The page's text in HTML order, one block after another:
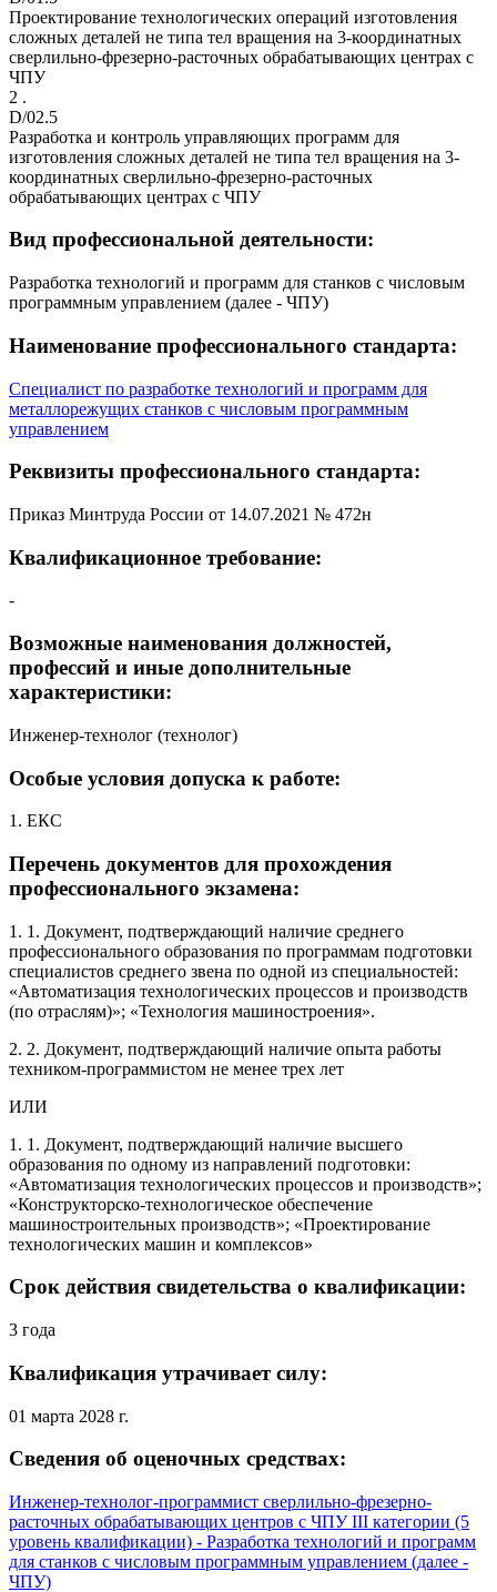
Проектирование технологических операций изготовления
сложных деталей не типа тел вращения на 3-координатных
сверлильно-фрезерно-расточных обрабатывающих центрах с
ЧПУ
2 .
D/02.5
Разработка и контроль управляющих программ для
изготовления сложных деталей не типа тел вращения на 3-
координатных сверлильно-фрезерно-расточных
обрабатывающих центрах с ЧПУ
Вид профессиональной деятельности:
Разработка технологий и программ для станков с числовым
программным управлением (далее - ЧПУ)
Наименование профессионального стандарта:
Специалист по разработке технологий и программ для
металлорежущих станков с числовым программным
управлением
Реквизиты профессионального стандарта:
Приказ Минтруда России от 14.07.2021 № 472н
Квалификационное требование:
-
Возможные наименования должностей,
профессий и иные дополнительные
характеристики:
Инженер-технолог (технолог)
Особые условия допуска к работе:
1. ЕКС
Перечень документов для прохождения
профессионального экзамена:
1. 1. Документ, подтверждающий наличие среднего
профессионального образования по программам подготовки
специалистов среднего звена по одной из специальностей:
«Автоматизация технологических процессов и производств
(по отраслям)»; «Технология машиностроения».
2. 2. Документ, подтверждающий наличие опыта работы
техником-программистом не менее трех лет
ИЛИ
1. 1. Документ, подтверждающий наличие высшего
образования по одному из направлений подготовки:
«Автоматизация технологических процессов и производств»;
«Конструкторско-технологическое обеспечение
машиностроительных производств»; «Проектирование
технологических машин и комплексов»
Срок действия свидетельства о квалификации:
3 года
Квалификация утрачивает силу:
01 марта 2028 г.
Сведения об оценочных средствах:
Инженер-технолог-программист сверлильно-фрезерно-
расточных обрабатывающих центров с ЧПУ III категории (5
уровень квалификации) - Разработка технологий и программ
для станков с числовым программным управлением (далее -
ЧПУ)